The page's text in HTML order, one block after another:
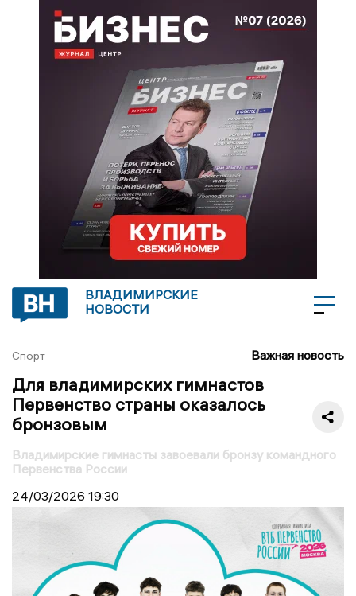
ВЛАДИМИРСКИЕ
НОВОСТИ
Спорт Важная новость
Для владимирских гимнастов
Первенство страны оказалось
бронзовым
Владимирские гимнасты завоевали бронзу командного
Первенства России
24/03/2026 19:30